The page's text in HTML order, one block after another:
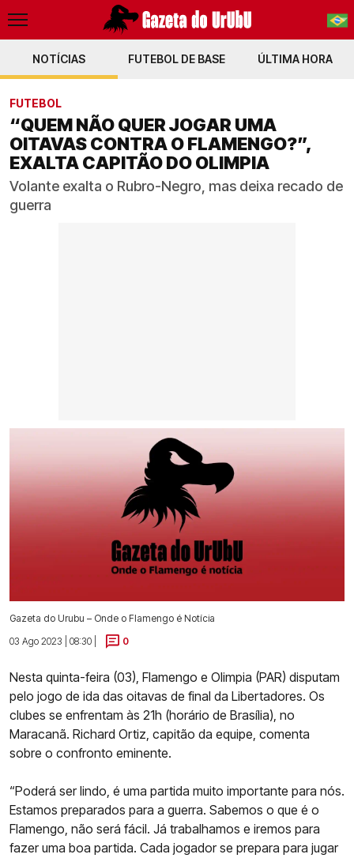
PT-BR
NOTÍCIAS FUTEBOL DE BASE ÚLTIMA HORA
FUTEBOL
“QUEM NÃO QUER JOGAR UMA
OITAVAS CONTRA O FLAMENGO?”,
EXALTA CAPITÃO DO OLIMPIA
Volante exalta o Rubro-Negro, mas deixa recado de
guerra
Gazeta do Urubu – Onde o Flamengo é Notícia
03 Ago 2023 | 08:30 |
0
Nesta quinta-feira (03), Flamengo e Olimpia (PAR) disputam
pelo jogo de ida das oitavas de final da Libertadores. Os
clubes se enfrentam às 21h (horário de Brasília), no
Maracanã. Richard Ortiz, capitão da equipe, comenta
sobre o confronto eminente.
“Poderá ser lindo, é uma partida muito importante para nós.
Estamos preparados para a guerra. Sabemos o que é o
Flamengo, não será fácil. Já trabalhamos e iremos para
fazer uma boa partida. Cada jogador se prepara para jugar